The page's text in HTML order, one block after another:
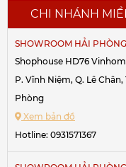
CHI NHÁNH
SHOWROOM HẢI PHÒNG
Shophouse HD76
P. Vĩnh Niệm, Q. Lê Chân,
Phòng
Xem bản đồ
Hotline: 0931571367